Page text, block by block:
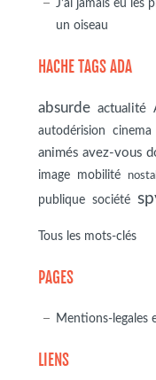
J’ai jamais eu les
un oiseau
HACHE TAGS ADA
absurde actualité
autodérision cinema
animés avez-vous
image mobilité
publique
société
Tous les mots-clés
PAGES
Mentions-legales
LIENS